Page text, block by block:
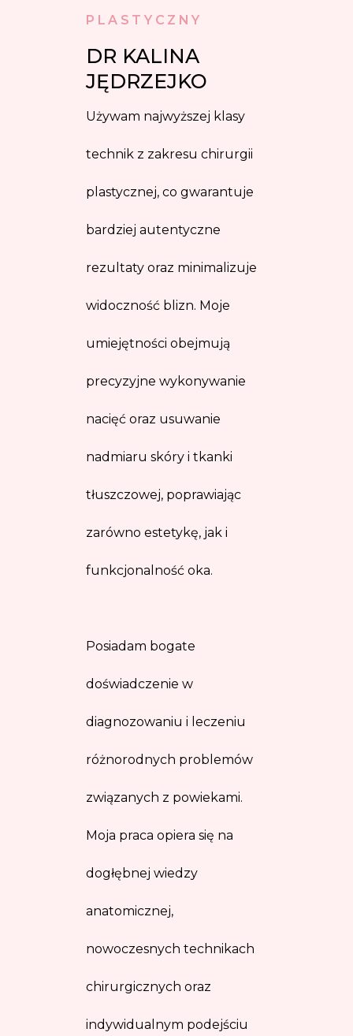
PLASTYCZNY
DR KALINA
JĘDRZEJKO
Używam najwyższej klasy
technik z zakresu chirurgii
plastycznej, co gwarantuje
bardziej autentyczne
rezultaty oraz minimalizuje
widoczność blizn. Moje
umiejętności obejmują
precyzyjne wykonywanie
nacięć oraz usuwanie
nadmiaru skóry i tkanki
tłuszczowej, poprawiając
zarówno estetykę, jak i
funkcjonalność oka.
Posiadam bogate
doświadczenie w
diagnozowaniu i leczeniu
różnorodnych problemów
związanych z powiekami.
Moja praca opiera się na
dogłębnej wiedzy
anatomicznej,
nowoczesnych technikach
chirurgicznych oraz
indywidualnym podejściu